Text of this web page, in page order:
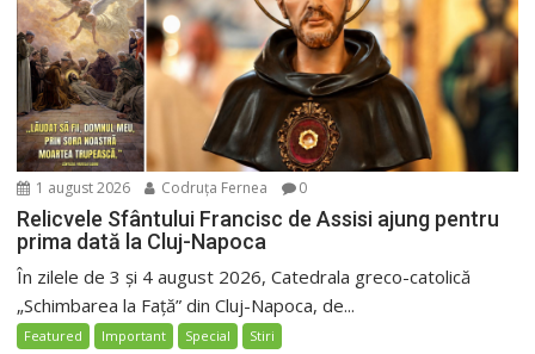
1 august 2026 Codruța Fernea 0
Relicvele Sfântului Francisc de Assisi ajung pentru
prima dată la Cluj-Napoca
În zilele de 3 și 4 august 2026, Catedrala greco-catolică
„Schimbarea la Față” din Cluj-Napoca, de...
Featured Important Special Stiri